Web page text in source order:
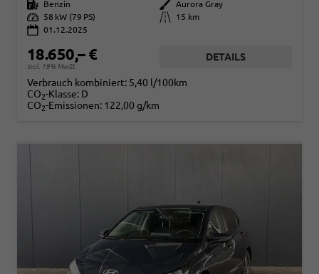
Kraftstoff Benzin Außenfarbe
Aurora Gray
Leistung
58 kW (79 PS) Kilometerstand
15 km
01.12.2025
18.650,– €
incl. 19% MwSt.
DETAILS
Verbrauch kombiniert: 5,40 l/100km
CO2-Klasse: D
CO2-Emissionen: 122,00 g/km